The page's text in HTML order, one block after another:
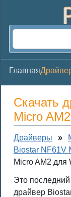
Главная
Скачать
Micro AM2
Драйверы »
Biostar NF61V
Micro AM2 для
Это последний
драйвер